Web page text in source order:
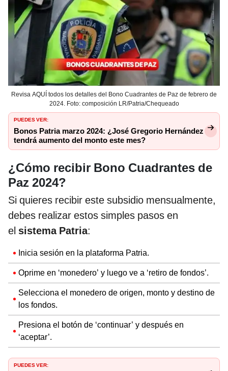
Revisa AQUÍ todos los detalles del Bono Cuadrantes de Paz de febrero de
2024. Foto: composición LR/Patria/Chequeado
PUEDES VER:
Bonos Patria marzo 2024: ¿José Gregorio Hernández
tendrá aumento del monto este mes?
¿Cómo recibir Bono Cuadrantes de
Paz 2024?
Si quieres recibir este subsidio mensualmente,
debes realizar estos simples pasos en
el sistema Patria:
Inicia sesión en la plataforma Patria.
Oprime en ‘monedero’ y luego ve a ‘retiro de fondos’.
Selecciona el monedero de origen, monto y destino de
los fondos.
Presiona el botón de ‘continuar’ y después en
‘aceptar’.
PUEDES VER: